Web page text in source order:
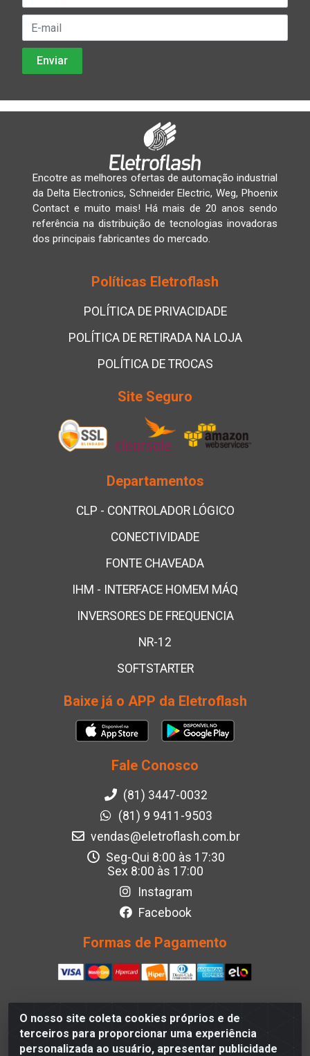
O nosso site coleta cookies próprios e de
terceiros para proporcionar uma experiência
personalizada ao usuário, apresentar publicidade
Encotre as melhores ofertas de automação industrial
da Delta Electronics, Schneider Electric, Weg, Phoenix
Contact e muito mais! Há mais de 20 anos sendo
referência na distribuição de tecnologias inovadoras
dos principais fabricantes do mercado.
Políticas Eletroflash
POLÍTICA DE PRIVACIDADE
POLÍTICA DE RETIRADA NA LOJA
POLÍTICA DE TROCAS
Site Seguro
Departamentos
CLP - CONTROLADOR LÓGICO
CONECTIVIDADE
FONTE CHAVEADA
IHM - INTERFACE HOMEM MÁQ
INVERSORES DE FREQUENCIA
NR-12
SOFTSTARTER
Baixe já o APP da Eletroflash
Fale Conosco
(81) 3447-0032
(81) 9 9411-9503
vendas@eletroflash.com.br
Seg-Qui 8:00 às 17:30
Sex 8:00 às 17:00
Instagram
Facebook
Formas de Pagamento
Eletroflash - R. Maj. Justino da Silveira, 202 - Afogados,
Recife - PE, 50830-390, Brazil - CNPJ 05.012.582/0001-